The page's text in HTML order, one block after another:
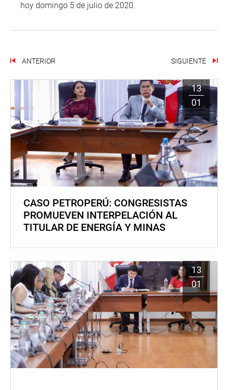
hoy domingo 5 de julio de 2020.
ANTERIOR SIGUIENTE
13
01
CASO PETROPERÚ: CONGRESISTAS
PROMUEVEN INTERPELACIÓN AL
TITULAR DE ENERGÍA Y MINAS
13
01